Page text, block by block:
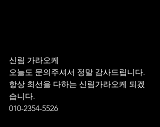
신림 가라오케
오늘도 문의주셔서 정말 감사드립니다.
항상 최선을 다하는 신림가라오케 되겠
습니다.
010-2354-5526